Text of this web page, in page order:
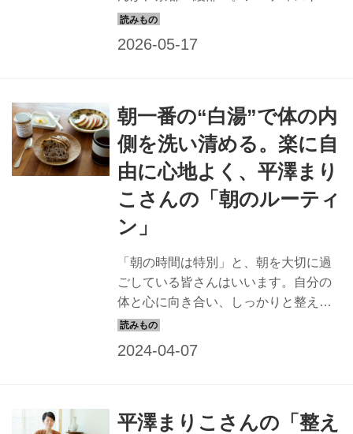
和紙職人のハタノワタルさんの工房を
掲載）
朝一番の“白湯”で体の内
側を洗い清める。楽に自
由に心地よく、平澤まり
こさんの「朝のルーティ
ン」
「朝の時間は特別」と、朝を大切に過
ごしている皆さんはいいます。自分の
体と心に向き合い、しっかりと整え
て、新しい気持ちで一日をスタートす
（『天然生活』2022年5月号掲載）
平澤まりこさんの「整え